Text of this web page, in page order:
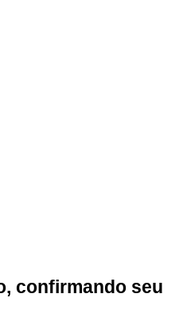
confirmando seu